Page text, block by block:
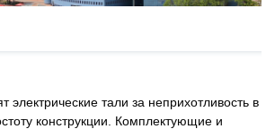
электрические тали за неприхотливость в
конструкции. Комплектующие и